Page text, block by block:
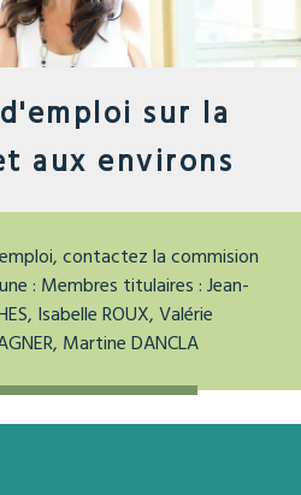
sur la
aux environs
contactez la commision
: Membres titulaires : Jean-
Isabelle ROUX, Valérie
Martine DANCLA